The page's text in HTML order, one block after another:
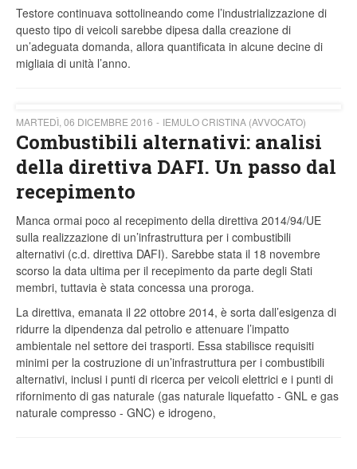
Testore continuava sottolineando come l’industrializzazione di
questo tipo di veicoli sarebbe dipesa dalla creazione di
un’adeguata domanda, allora quantificata in alcune decine di
migliaia di unità l’anno.
MARTEDÌ, 06 DICEMBRE 2016 IEMULO CRISTINA (AVVOCATO)
Combustibili alternativi: analisi
della direttiva DAFI. Un passo dal
recepimento
Manca ormai poco al recepimento della direttiva 2014/94/UE
sulla realizzazione di un’infrastruttura per i combustibili
alternativi (c.d. direttiva DAFI). Sarebbe stata il 18 novembre
scorso la data ultima per il recepimento da parte degli Stati
membri, tuttavia è stata concessa una proroga.
La direttiva, emanata il 22 ottobre 2014, è sorta dall’esigenza di
ridurre la dipendenza dal petrolio e attenuare l’impatto
ambientale nel settore dei trasporti. Essa stabilisce requisiti
minimi per la costruzione di un’infrastruttura per i combustibili
alternativi, inclusi i punti di ricerca per veicoli elettrici e i punti di
rifornimento di gas naturale (gas naturale liquefatto - GNL e gas
naturale compresso - GNC) e idrogeno,